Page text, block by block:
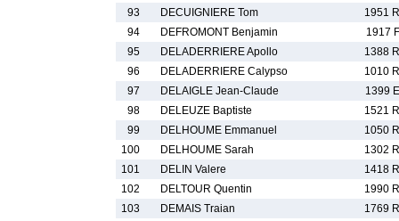
93
DECUIGNIERE Tom
1951 R
94
DEFROMONT Benjamin
1917 F
95
DELADERRIERE Apollo
1388 R
96
DELADERRIERE Calypso
1010 R
97
DELAIGLE Jean-Claude
1399 E
98
DELEUZE Baptiste
1521 R
99
DELHOUME Emmanuel
1050 R
100
DELHOUME Sarah
1302 R
101
DELIN Valere
1418 R
102
DELTOUR Quentin
1990 R
103
DEMAIS Traian
1769 R